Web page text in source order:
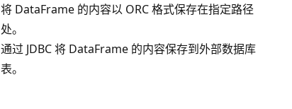
将 DataFrame 的内容以 ORC 格式保存在指定路径
处。
通过 JDBC 将 DataFrame 的内容保存到外部数据库
表。